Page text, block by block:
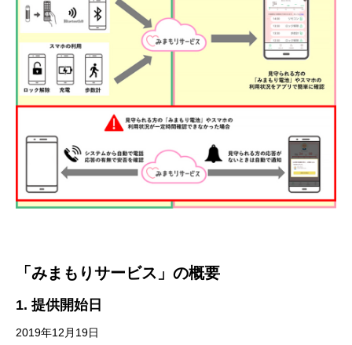
「みまもりサービス」の概要
1. 提供開始日
2019年12月19日